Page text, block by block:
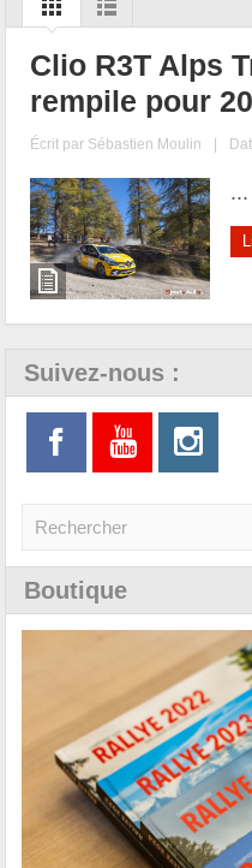
Clio R3T Alps
rempile pour
Écrit par Sébastien Moulin |
...
Suivez-nous :
Boutique